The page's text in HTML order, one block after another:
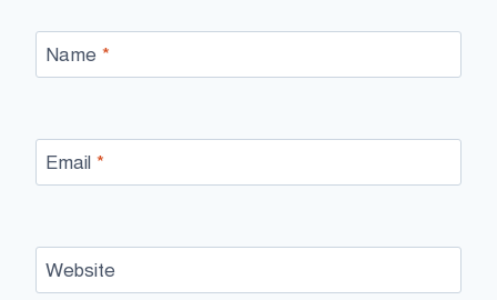
Name *
Email *
Website